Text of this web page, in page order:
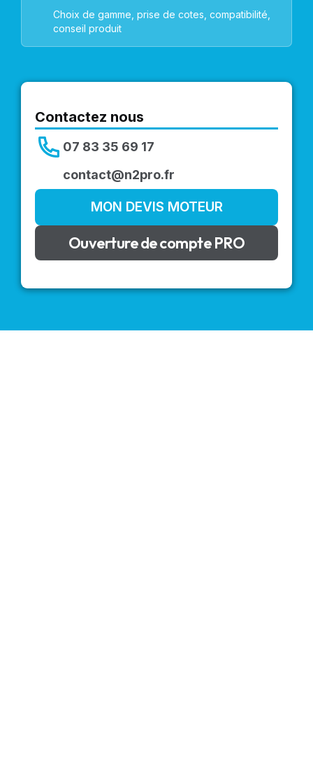
Choix de gamme, prise de cotes, compatibilité,
conseil produit
Contactez nous
07 83 35 69 17
contact@n2pro.fr
MON DEVIS MOTEUR
Ouverture de compte PRO